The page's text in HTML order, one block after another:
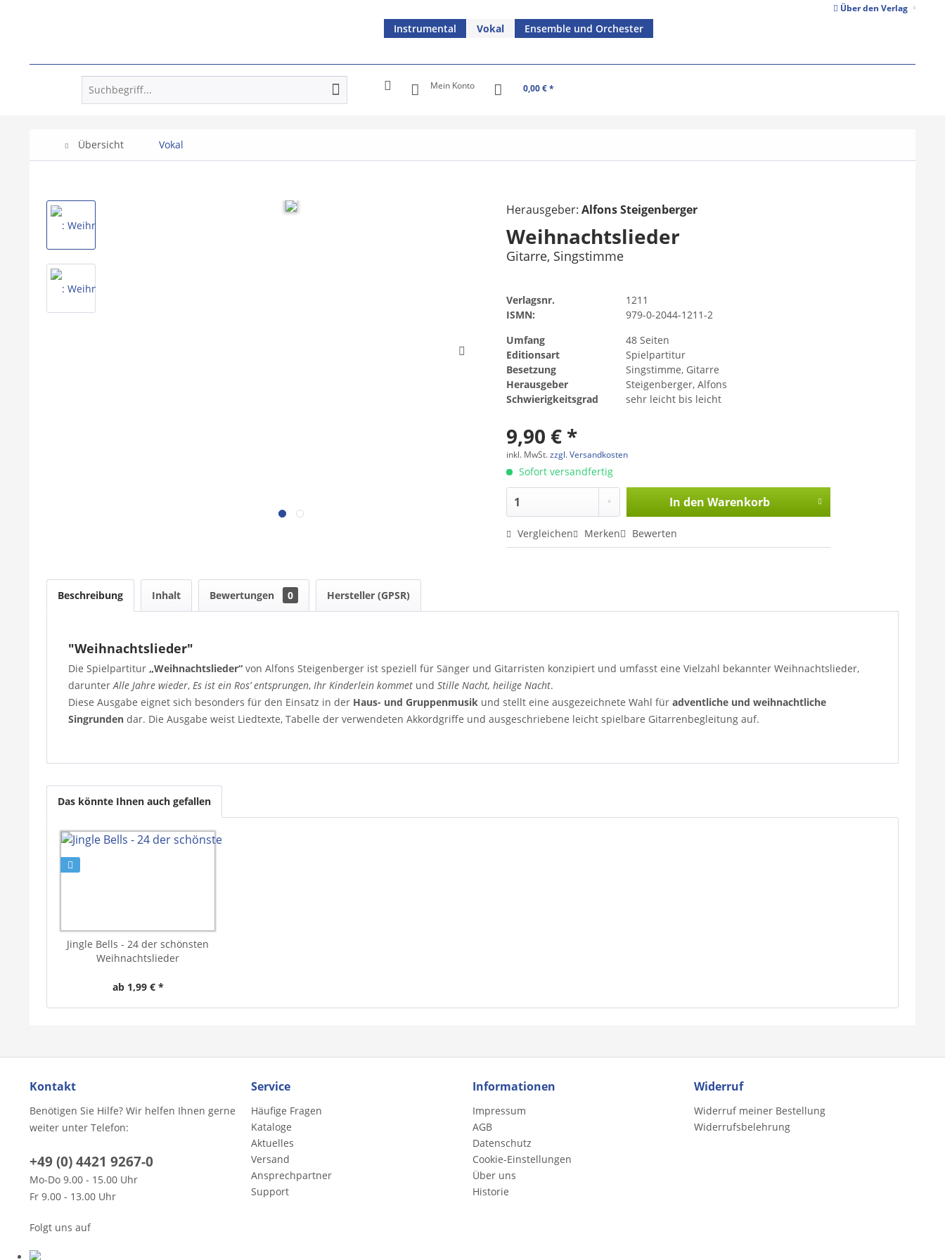
Über den Verlag
Instrumental Vokal Ensemble und Orchester
Mein Konto 0,00 € *
Übersicht Vokal
Herausgeber:Alfons Steigenberger
Weihnachtslieder
Gitarre, Singstimme
Verlagsnr.
1211
ISMN:
979-0-2044-1211-2
Umfang
48 Seiten
Editionsart
Spielpartitur
Besetzung
Singstimme, Gitarre
Herausgeber
Steigenberger, Alfons
Schwierigkeitsgrad
sehr leicht bis leicht
9,90 € *
inkl. MwSt.zzgl. Versandkosten
Sofort versandfertig
In den Warenkorb
Vergleichen Merken Bewerten
Beschreibung Inhalt Bewertungen 0 Hersteller (GPSR)
"Weihnachtslieder"
Die Spielpartitur „Weihnachtslieder“ von Alfons Steigenberger ist speziell für Sänger und Gitarristen konzipiert und umfasst eine Vielzahl bekannter Weihnachtslieder,
darunter Alle Jahre wieder, Es ist ein Ros’ entsprungen, Ihr Kinderlein kommet und Stille Nacht, heilige Nacht.
Diese Ausgabe eignet sich besonders für den Einsatz in der Haus- und Gruppenmusik und stellt eine ausgezeichnete Wahl für adventliche und weihnachtliche
Singrunden dar. Die Ausgabe weist Liedtexte, Tabelle der verwendeten Akkordgriffe und ausgeschriebene leicht spielbare Gitarrenbegleitung auf.
Das könnte Ihnen auch gefallen
Jingle Bells - 24 der schönsten
Weihnachtslieder
ab 1,99 € *
Kontakt
Benötigen Sie Hilfe? Wir helfen Ihnen gerne
weiter unter Telefon:
+49 (0) 4421 9267-0
Mo-Do 9.00 - 15.00 Uhr
Fr 9.00 - 13.00 Uhr
Folgt uns auf
Service
Häufige Fragen
Kataloge
Aktuelles
Versand
Ansprechpartner
Support
Informationen
Impressum
AGB
Datenschutz
Cookie-Einstellungen
Über uns
Historie
Widerruf
Widerruf meiner Bestellung
Widerrufsbelehrung